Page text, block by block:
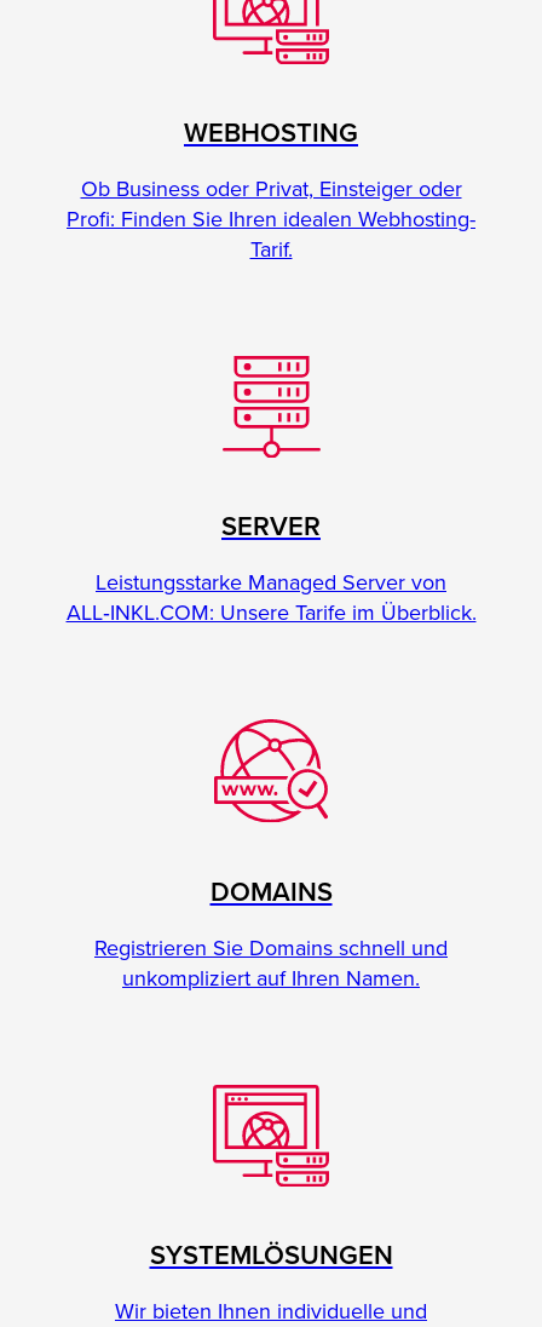
WEBHOSTING
Ob Business oder Privat, Einsteiger oder
Profi: Finden Sie Ihren idealen Webhosting-
Tarif.
SERVER
Leistungsstarke Managed Server von
ALL‑INKL.COM: Unsere Tarife im Überblick.
DOMAINS
Registrieren Sie Domains schnell und
unkompliziert auf Ihren Namen.
SYSTEMLÖSUNGEN
Wir bieten Ihnen individuelle und